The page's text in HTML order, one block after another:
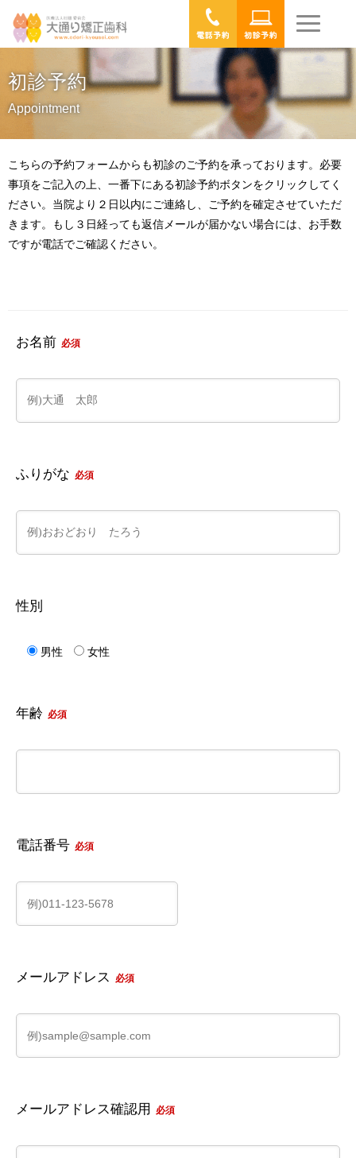
初診予約
Appointment
こちらの予約フォームからも初診のご予約を承っております。必要
事項をご記入の上、一番下にある初診予約ボタンをクリックしてく
ださい。当院より２日以内にご連絡し、ご予約を確定させていただ
きます。もし３日経っても返信メールが届かない場合には、お手数
ですが電話でご確認ください。
お名前 必須
ふりがな 必須
性別
男性 女性
年齢 必須
電話番号 必須
メールアドレス 必須
メールアドレス確認用 必須